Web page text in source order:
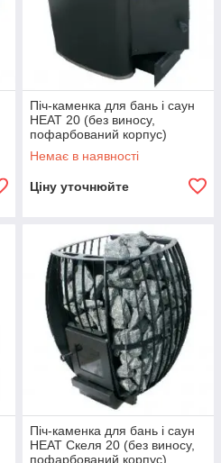
Піч-каменка для бань і саун
HEAT 20 (без виносу,
пофарбований корпус)
Немає в наявності
Ціну уточнюйте
Піч-каменка для бань і саун
HEAT Скеля 20 (без виносу,
пофарбований корпус)